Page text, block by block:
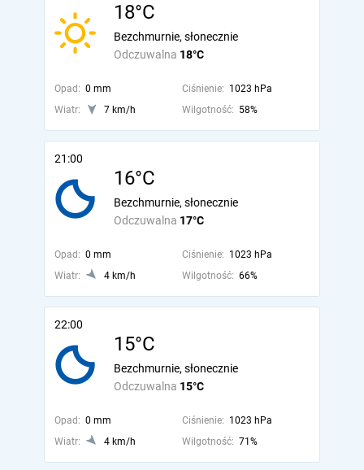
18°C
Odczuwalna 18°C
Bezchmurnie, słonecznie
Opad: 0 mm Ciśnienie: 1023 hPa
Wiatr:
7 km/h Wilgotność: 58%
21:00
16°C
Odczuwalna 17°C
Bezchmurnie, słonecznie
Opad: 0 mm Ciśnienie: 1023 hPa
Wiatr:
4 km/h Wilgotność: 66%
22:00
15°C
Odczuwalna 15°C
Bezchmurnie, słonecznie
Opad: 0 mm Ciśnienie: 1023 hPa
Wiatr:
4 km/h Wilgotność: 71%